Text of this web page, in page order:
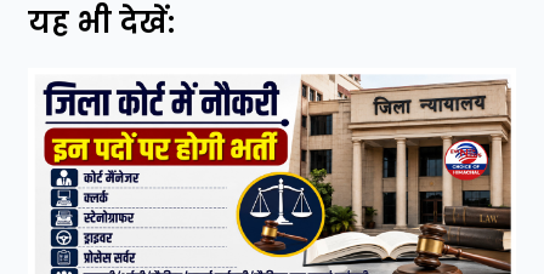
यह भी देखें: